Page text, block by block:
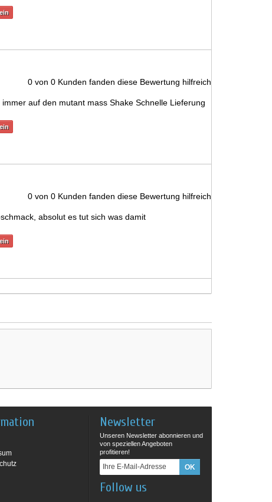
0 von 0 Kunden fanden diese Bewertung hilfreich
auf den mutant mass Shake Schnelle Lieferung
0 von 0 Kunden fanden diese Bewertung hilfreich
absolut es tut sich was damit
Newsletter
Unseren Newsletter abonnieren und
von speziellen Angeboten
profitieren!
Follow us